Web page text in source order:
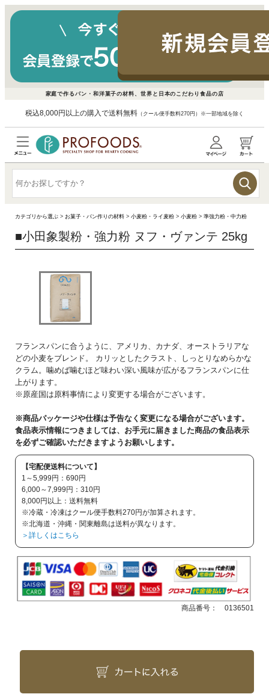
家庭で作るパン・和洋菓子の材料、世界と日本のこだわり食品の店
税込8,000円以上の購入で送料無料 （クール便手数料270円）※一部地域を除く
カテゴリから選ぶ > お菓子・パン作りの材料 >小麦粉・ライ麦粉 >小麦粉 >準強力粉・中力粉
■小田象製粉・強力粉 ヌフ・ヴァンテ 25kg
フランスパンに合うように、アメリカ、カナダ、オーストラリアな
どの小麦をブレンド。 カリッとしたクラスト、しっとりなめらかな
クラム。噛めば噛むほど味わい深い風味が広がるフランスパンに仕
上がります。
※原産国は原料事情により変更する場合がございます。
※商品パッケージや仕様は予告なく変更になる場合がございます。
食品表示情報につきましては、お手元に届きました商品の食品表示
を必ずご確認いただきますようお願いします。
【宅配便送料について】
1～5,999円：690円
6,000～7,999円：310円
8,000円以上：送料無料
※冷蔵・冷凍はクール便手数料270円が加算されます。
※北海道・沖縄・関東離島は送料が異なります。
＞詳しくはこちら
商品番号： 0136501